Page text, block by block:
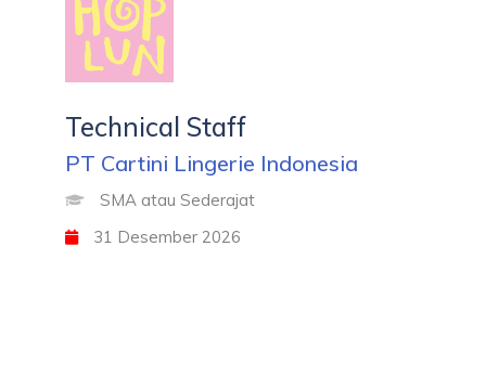
Technical Staff
PT Cartini Lingerie Indonesia
SMA atau Sederajat
31 Desember 2026